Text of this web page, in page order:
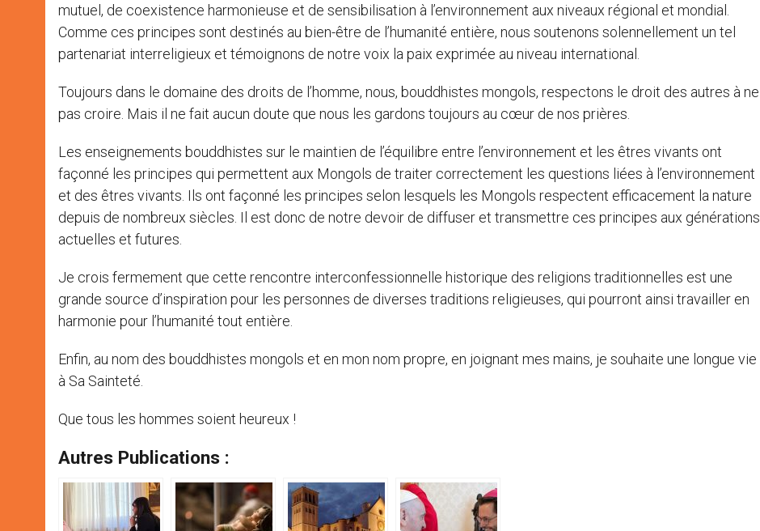
mutuel, de coexistence harmonieuse et de sensibilisation à l’environnement aux niveaux régional et mondial.
Comme ces principes sont destinés au bien-être de l’humanité entière, nous soutenons solennellement un tel
partenariat interreligieux et témoignons de notre voix la paix exprimée au niveau international.
Toujours dans le domaine des droits de l’homme, nous, bouddhistes mongols, respectons le droit des autres à ne
pas croire. Mais il ne fait aucun doute que nous les gardons toujours au cœur de nos prières.
Les enseignements bouddhistes sur le maintien de l’équilibre entre l’environnement et les êtres vivants ont
façonné les principes qui permettent aux Mongols de traiter correctement les questions liées à l’environnement
et des êtres vivants. Ils ont façonné les principes selon lesquels les Mongols respectent efficacement la nature
depuis de nombreux siècles. Il est donc de notre devoir de diffuser et transmettre ces principes aux générations
actuelles et futures.
Je crois fermement que cette rencontre interconfessionnelle historique des religions traditionnelles est une
grande source d’inspiration pour les personnes de diverses traditions religieuses, qui pourront ainsi travailler en
harmonie pour l’humanité tout entière.
Enfin, au nom des bouddhistes mongols et en mon nom propre, en joignant mes mains, je souhaite une longue vie
à Sa Sainteté.
Que tous les hommes soient heureux !
Autres Publications :